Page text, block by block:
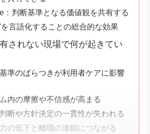
：判断基準となる価値観を共有する
言語化することの総合的な効果
されない現場で何が起きてい
準のばらつきが利用者ケアに影響
内の摩擦や不信感が高まる
断や方針決定の一貫性が失われる
の低下と離職の連鎖につながる